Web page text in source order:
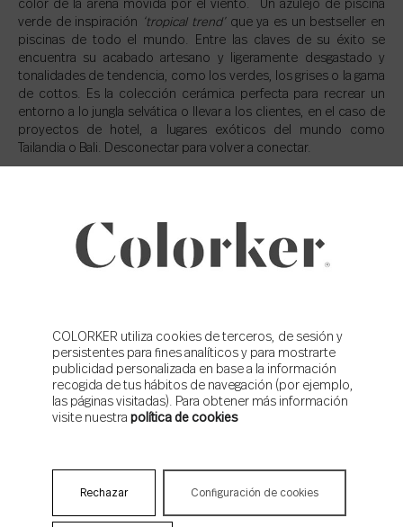
color de la arena movida por el viento. Un azulejo de piscina
verde de inspiración
‘tropical trend’que ya es un bestseller en
piscinas de todo el mundo. Entre las claves de su éxito se
encuentra su acabado artesano y ligeramente desgastado y
tonalidades de tendencia, como los verdes, los grises o la gama
de cottos. Es la colección cerámica perfecta para recrear un
entorno a lo jungla selvática o llevar a los clientes, en el caso de
proyectos de hotel, a lugares exóticos del mundo como
Tailandia o Bali. Desconectar para volver a conectar.
COLORKER utiliza cookies de terceros, de sesión y
persistentes para fines analíticos y para mostrarte
publicidad personalizada en base a la información
recogida de tus hábitos de navegación (por ejemplo,
las páginas visitadas). Para obtener más información
visite nuestra política de cookies
Rechazar Configuración de cookies